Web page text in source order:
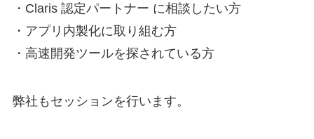
・Claris 認定パートナー に相談したい方
・アプリ内製化に取り組む方
・高速開発ツールを探されている方
弊社もセッションを行います。